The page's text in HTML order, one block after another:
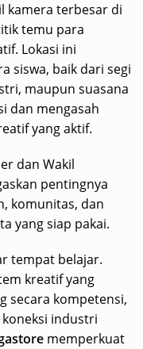
kamera terbesar di
temu para
Lokasi ini
siswa, baik dari segi
maupun suasana
dan mengasah
yang aktif.
dan Wakil
pentingnya
komunitas, dan
yang siap pakai.
tempat belajar.
kreatif yang
secara kompetensi,
industri
memperkuat